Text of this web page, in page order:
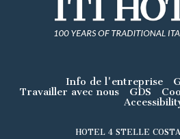
Info de l'entreprise
Travailler avec nous
GDS
HOTEL 4 STELLE